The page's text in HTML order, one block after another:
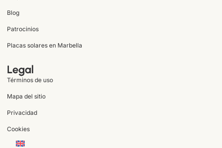
Blog
Patrocinios
Placas solares en Marbella
Legal
Términos de uso
Mapa del sitio
Privacidad
Cookies